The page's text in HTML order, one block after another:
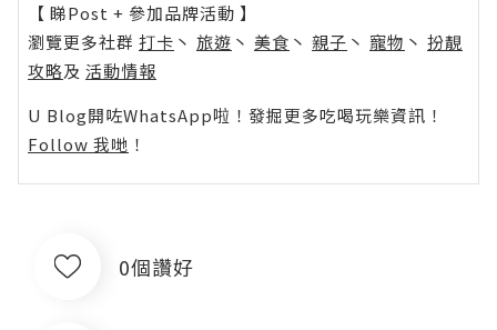
【 睇Post + 參加品牌活動 】
瀏覽更多社群 打卡 丶 旅遊 丶 美食 丶 親子 丶 寵物 丶 扮靚
攻略及 活動情報
U Blog開咗WhatsApp啦！發掘更多吃喝玩樂資訊！
Follow 我哋 ！
0個讚好